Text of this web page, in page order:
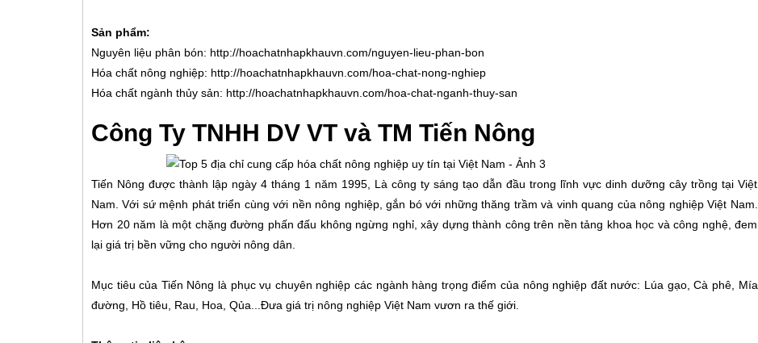
Sản phẩm:
Nguyên liệu phân bón: http://hoachatnhapkhauvn.com/nguyen-lieu-phan-bon
Hóa chất nông nghiệp: http://hoachatnhapkhauvn.com/hoa-chat-nong-nghiep
Hóa chất ngành thủy sản: http://hoachatnhapkhauvn.com/hoa-chat-nganh-thuy-san
Công Ty TNHH DV VT và TM Tiến Nông
Tiến Nông được thành lập ngày 4 tháng 1 năm 1995, Là công ty sáng tạo dẫn đầu trong lĩnh vực dinh dưỡng cây trồng tại Việt
Nam. Với sứ mệnh phát triển cùng với nền nông nghiệp, gắn bó với những thăng trầm và vinh quang của nông nghiệp Việt Nam.
Hơn 20 năm là một chặng đường phấn đấu không ngừng nghỉ, xây dựng thành công trên nền tảng khoa học và công nghệ, đem
lại giá trị bền vững cho người nông dân.
Mục tiêu của Tiến Nông là phục vụ chuyên nghiệp các ngành hàng trọng điểm của nông nghiệp đất nước: Lúa gạo, Cà phê, Mía
đường, Hồ tiêu, Rau, Hoa, Qủa...Đưa giá trị nông nghiệp Việt Nam vươn ra thế giới.